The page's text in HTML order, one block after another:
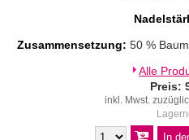
Zusammensetzung: 50 %
Alle
Preis:
inkl. Mwst.